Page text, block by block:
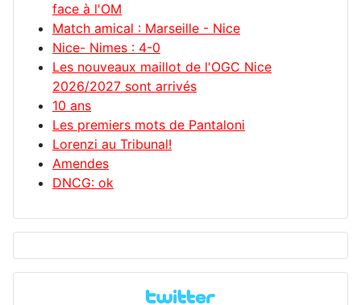
face à l'OM
Match amical : Marseille - Nice
Nice- Nimes : 4-0
Les nouveaux maillot de l'OGC Nice
2026/2027 sont arrivés
10 ans
Les premiers mots de Pantaloni
Lorenzi au Tribunal!
Amendes
DNCG: ok